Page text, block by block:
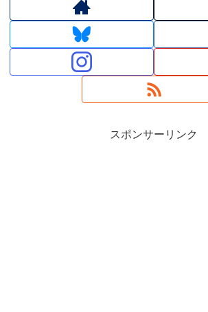
スポンサーリンク